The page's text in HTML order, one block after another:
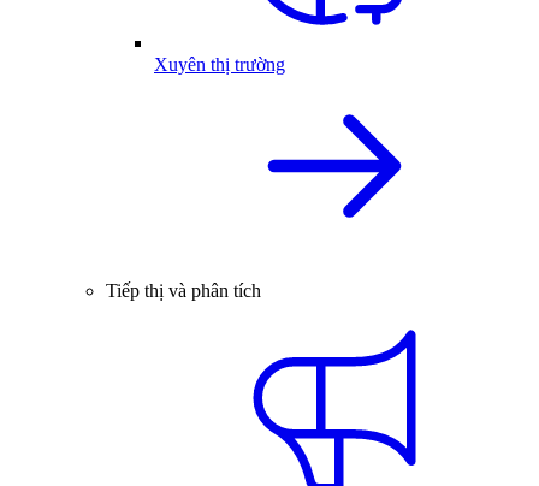
Xuyên thị trường
Tiếp thị và phân tích